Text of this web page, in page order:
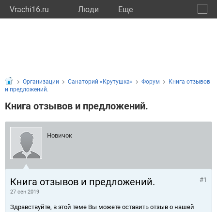
Vrachi16.ru Люди Eще
Организации Санаторий «Крутушка» Форум
Книга отзывов
и предложений.
Книга отзывов и предложений.
Новичок
Книга отзывов и предложений.
27 сен 2019
#1
Здравствуйте, в этой теме Вы можете оставить отзыв о нашей